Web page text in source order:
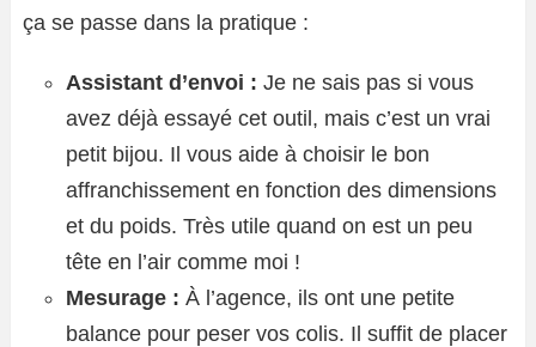
ça se passe dans la pratique :
Assistant d’envoi : Je ne sais pas si vous
avez déjà essayé cet outil, mais c’est un vrai
petit bijou. Il vous aide à choisir le bon
affranchissement en fonction des dimensions
et du poids. Très utile quand on est un peu
tête en l’air comme moi !
Mesurage : À l’agence, ils ont une petite
balance pour peser vos colis. Il suffit de placer